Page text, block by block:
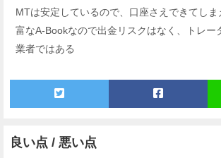
MTは安定しているので、口座さえできてし
富なA-Bookなので出金リスクはなく、トレー
業者ではある
良い点 / 悪い点